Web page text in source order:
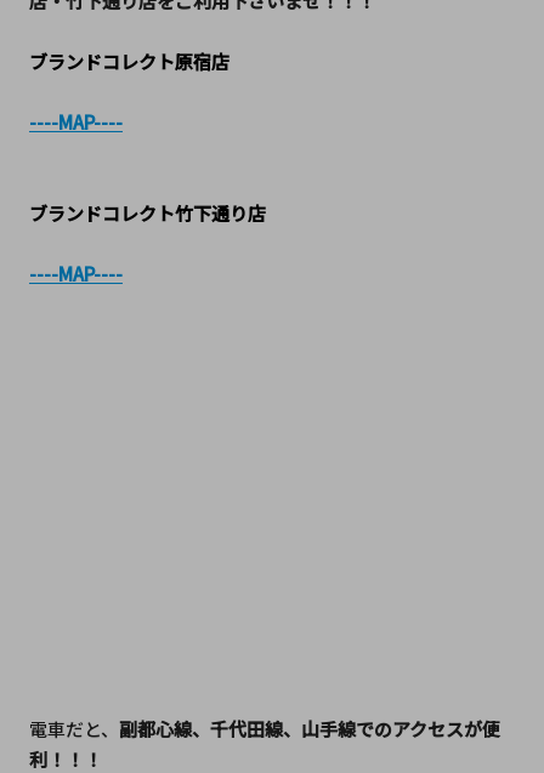
ブランドコレクト原宿店
----MAP----
ブランドコレクト竹下通り店
----MAP----
電車だと、 副都心線、千代田線、山手線でのアクセスが便
利！！！